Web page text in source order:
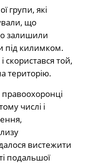
групи, які
що
залишили
під килимком.
скористався той,
територію.
числі і
вистежити
подальшої